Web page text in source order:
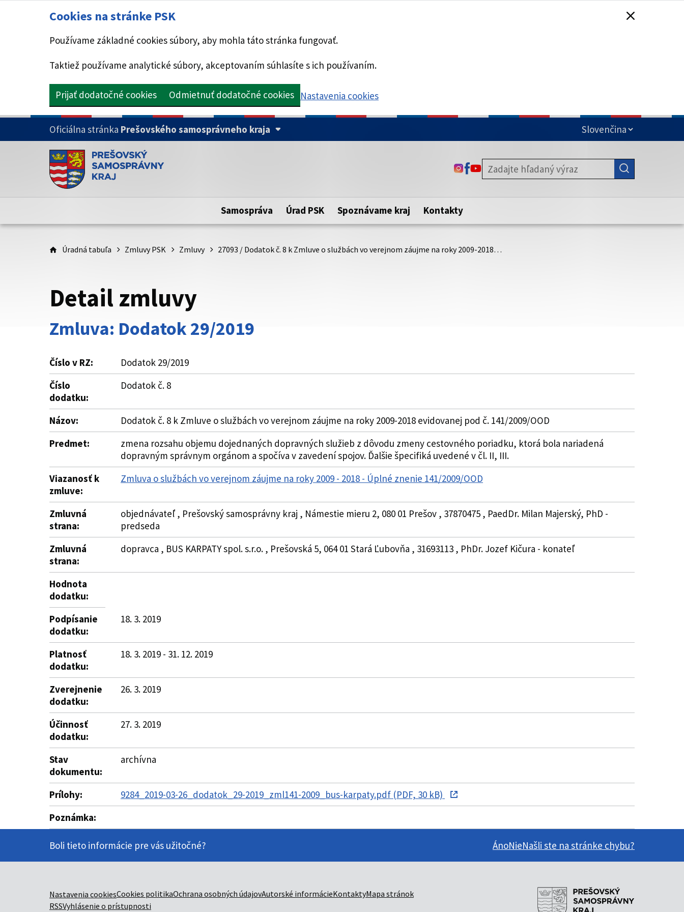
Cookies na stránke PSK
Používame základné cookies súbory, aby mohla táto stránka fungovať.
Taktiež používame analytické súbory, akceptovaním súhlasíte s ich používaním.
Prijať dodatočné cookies Odmietnuť dodatočné cookies Nastavenia cookies
PRESKOČIŤ NA HLAVNÝ OBSAH
Oficiálna stránka Prešovského samosprávneho kraja
Doména psk.sk je oficiálna
Toto je oficiálna webová stránka Prešovského samosprávneho kraja.
Táto stránka je zabezpečená
zabezpečenú webovú stránku. Zabezpečená stránka vždy začína
https:// pred názvom domény webového sídla.
ODKAZ SA OTVORÍ NA NOVEJ KARTE
ODKAZ SA OTVORÍ NA NOVEJ KARTE
ODKAZ SA OTVORÍ NA NOVEJ KARTE
Samospráva Úrad PSK Spoznávame kraj Kontakty
Úradná tabuľa Zmluvy PSK Zmluvy 27093 / Dodatok č. 8 k Zmluve o službách vo verejnom záujme na roky 2009-2018…
Detail zmluvy
Zmluva: Dodatok 29/2019
Číslo v RZ:
Dodatok 29/2019
Číslo
dodatku:
Dodatok č. 8
Názov:
Dodatok č. 8 k Zmluve o službách vo verejnom záujme na roky 2009-2018 evidovanej pod č. 141/2009/OOD
Predmet:
zmena rozsahu objemu dojednaných dopravných služieb z dôvodu zmeny cestovného poriadku, ktorá bola nariadená
dopravným správnym orgánom a spočíva v zavedení spojov. Ďalšie špecifiká uvedené v čl. II, III.
Viazanosť k
zmluve:
Zmluva o službách vo verejnom záujme na roky 2009 - 2018 - Úplné znenie 141/2009/OOD
Zmluvná
strana:
objednávateľ , Prešovský samosprávny kraj , Námestie mieru 2, 080 01 Prešov , 37870475 , PaedDr. Milan Majerský, PhD -
predseda
Zmluvná
strana:
dopravca , BUS KARPATY spol. s.r.o. , Prešovská 5, 064 01 Stará Ľubovňa , 31693113 , PhDr. Jozef Kičura - konateľ
Hodnota
dodatku:
Podpísanie
dodatku:
18. 3. 2019
Platnosť
dodatku:
18. 3. 2019 - 31. 12. 2019
Zverejnenie
dodatku:
26. 3. 2019
Účinnosť
dodatku:
27. 3. 2019
Stav
dokumentu:
archívna
Prílohy:
9284_2019-03-26_dodatok_29-2019_zml141-2009_bus-karpaty.pdf (PDF, 30 kB)
Poznámka:
Boli tieto informácie pre vás užitočné? ÁnoNieNašli ste na stránke chybu?
Nastavenia cookiesCookies politikaOchrana osobných údajovAutorské informácieKontaktyMapa stránok
RSSVyhlásenie o prístupnosti